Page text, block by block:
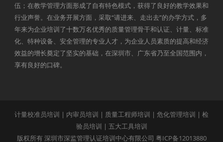
伍；在教学管理方面形成了自有特色模式，获得了良好的教学效果和
行业声誉。在业务开展方面，采取“请进来、走出去”的办学方式，多
年来为企业培训了十数万名优秀的质量管理骨干和认证、计量、标准
化、特种设备、安全管理的专业人才，为企业人员素质的提高和经济
效益的增长奠定了坚实的基础，在深圳市、广东省乃至全国范围内，
享有良好的口碑。
计量校准员培训 | 内审员培训 | 质量工程师培训 | 危化管理培训 | 检
验员培训 | 五大工具培训
版权所有 深圳市深监管理认证培训中心有限公司 粤ICP备12013880